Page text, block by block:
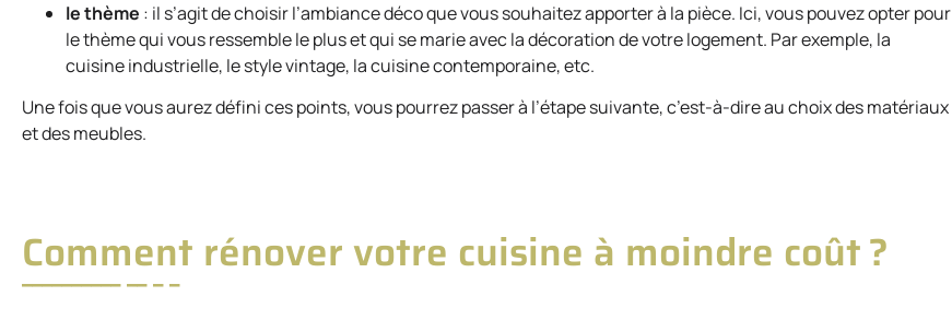
le thème : il s’agit de choisir l’ambiance déco que vous souhaitez apporter à la pièce. Ici, vous pouvez opter pour
le thème qui vous ressemble le plus et qui se marie avec la décoration de votre logement. Par exemple, la
cuisine industrielle, le style vintage, la cuisine contemporaine, etc.
Une fois que vous aurez défini ces points, vous pourrez passer à l’étape suivante, c’est-à-dire au choix des matériaux
et des meubles.
Comment rénover votre cuisine à moindre coût ?